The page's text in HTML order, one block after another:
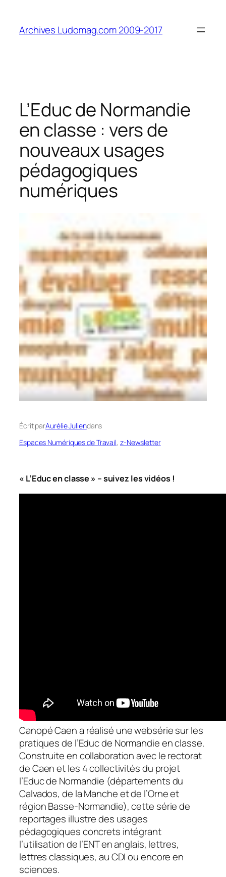
contenu
Archives Ludomag.com 2009-2017
L’Educ de Normandie
en classe : vers de
nouveaux usages
pédagogiques
numériques
Écrit parAurélie Juliendans
Espaces Numériques de Travail, z-Newsletter
« L’Educ en classe » – suivez les vidéos !
Canopé Caen a réalisé une websérie sur les
pratiques de l’Educ de Normandie en classe.
Construite en collaboration avec le rectorat
de Caen et les 4 collectivités du projet
l’Educ de Normandie (départements du
Calvados, de la Manche et de l’Orne et
région Basse-Normandie), cette série de
reportages illustre des usages
pédagogiques concrets intégrant
l’utilisation de l’ENT en anglais, lettres,
lettres classiques, au CDI ou encore en
sciences.